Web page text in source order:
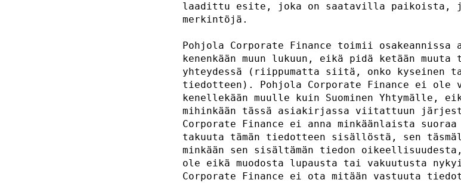
laadittu esite, joka on saatavilla paikoista,
Pohjola Corporate Finance toimii osakeannissa
kenenkään muun lukuun, eikä pidä ketään
yhteydessä (riippumatta siitä, onko
tiedotteen). Pohjola Corporate Finance ei ole
kenellekään muulle kuin Suominen
mihinkään tässä asiakirjassa viitattuun
Corporate Finance ei anna minkäänlaista
takuuta tämän tiedotteen sisällöstä, sen
minkään sen sisältämän tiedon
ole eikä muodosta lupausta tai vakuutusta
Corporate Finance ei ota mitään